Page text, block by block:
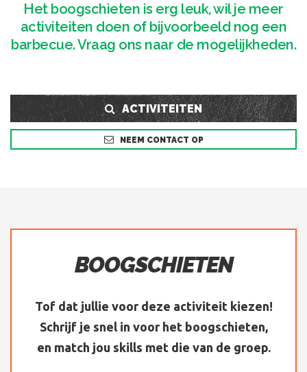
Het boogschieten is erg leuk, wil je meer
activiteiten doen of bijvoorbeeld nog een
barbecue. Vraag ons naar de mogelijkheden.
ACTIVITEITEN
NEEM CONTACT OP
BOOGSCHIETEN
Tof dat jullie voor deze activiteit kiezen!
Schrijf je snel in voor het boogschieten,
en match jou skills met die van de groep.